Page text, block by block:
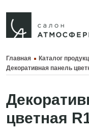
Главная Каталог
Декоративная панель
цветная